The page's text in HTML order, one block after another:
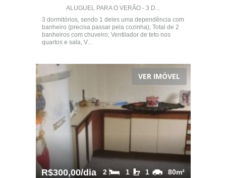
ALUGUEL PARA O VERÃO - 3 D...
3 dormitórios, sendo 1 deles uma dependência com
banheiro (precisa passar pela cozinha); Total de 2
banheiros com chuveiro; Ventilador de teto nos
quartos e sala, V...
VER IMÓVEL
R$300,00/dia 80m²
1
1
2